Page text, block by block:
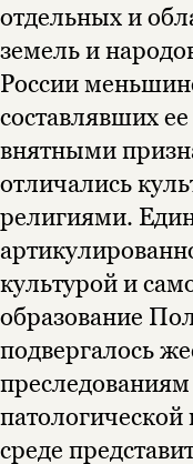
отдельных и
земель и
России
составлявших
внятными
отличались
религиями.
культурой и
образование
подвергалось
патологической
среде
Раз в
о книгах и
За
скидку 15%
Я соглашаюсь
Вы можете
на склад
электронный
Я соглашаюсь
Эта
не
Скажите,
вам уже
нет,